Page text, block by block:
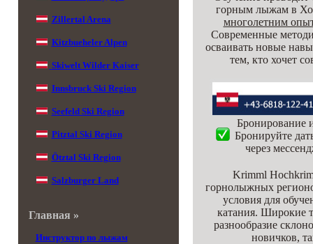
Zillertal Arena
Kitzbueheler Alpen
Skiwelt Wilder Kaiser
Innsbruck Ski Region
Seefeld Ski Region
Pitztal Ski Region
Ötztal Ski Region
Salzburger Land
Главная »
Инструктор по лыжам
горным лыжам в
многолетним
Современные
осваивать новые
тем, кто хочет
Бронирование
Бронируйте
через
Krimml
горнолыжных
условия для
катания. Широкие
разнообразие
новичков,